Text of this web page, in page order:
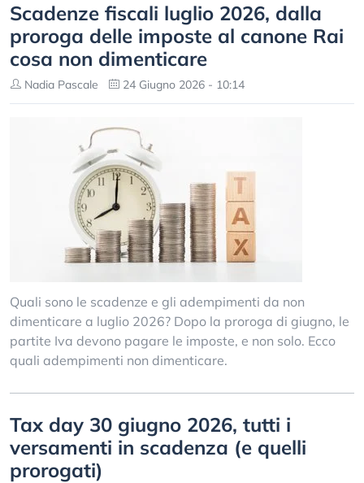
Scadenze fiscali luglio 2026, dalla
proroga delle imposte al canone Rai
cosa non dimenticare
Nadia Pascale 24 Giugno 2026 - 10:14
Quali sono le scadenze e gli adempimenti da non
dimenticare a luglio 2026? Dopo la proroga di giugno, le
partite Iva devono pagare le imposte, e non solo. Ecco
quali adempimenti non dimenticare.
Tax day 30 giugno 2026, tutti i
versamenti in scadenza (e quelli
prorogati)